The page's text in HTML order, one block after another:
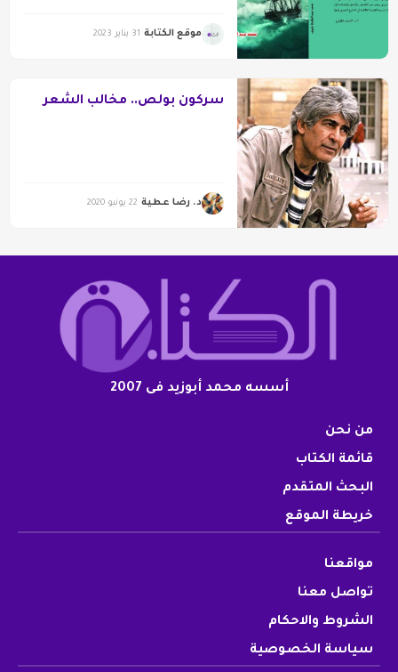
موقع الكتابة 31 يناير 2023
سركون بولص.. مخالب الشعر
د. رضا عطية 22 يونيو 2020
أسسه محمد أبوزيد فى 2007
من نحن
قائمة الكتاب
البحث المتقدم
خريطة الموقع
مواقعنا
تواصل معنا
الشروط والاحكام
سياسة الخصوصية